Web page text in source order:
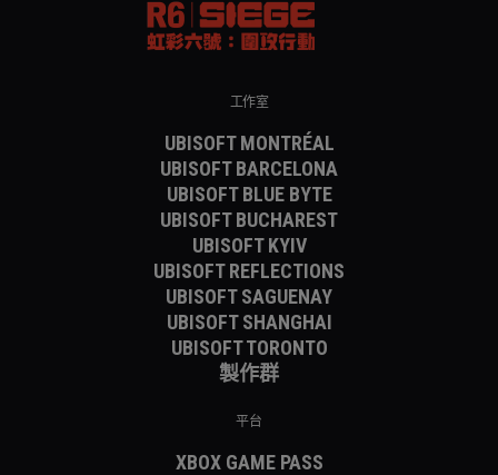
工作室
UBISOFT MONTRÉAL
UBISOFT BARCELONA
UBISOFT BLUE BYTE
UBISOFT BUCHAREST
UBISOFT KYIV
UBISOFT REFLECTIONS
UBISOFT SAGUENAY
UBISOFT SHANGHAI
UBISOFT TORONTO
製作群
平台
XBOX GAME PASS